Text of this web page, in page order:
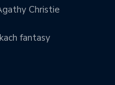
Christie
fantasy